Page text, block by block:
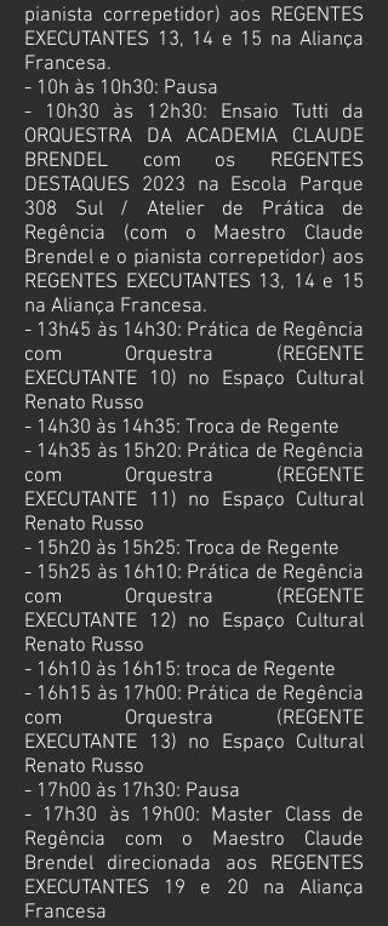
pianista correpetidor) aos REGENTES
EXECUTANTES 13, 14 e 15 na Aliança
Francesa.
- 10h às 10h30: Pausa
- 10h30 às 12h30: Ensaio Tutti da
ORQUESTRA DA ACADEMIA CLAUDE
BRENDEL com os REGENTES
DESTAQUES 2023 na Escola Parque
308 Sul/ Atelier de Prática de
Regência (com o Maestro Claude
Brendel e o pianista correpetidor) aos
REGENTES EXECUTANTES 13, 14 e 15
na Aliança Francesa.
- 13h45 às 14h30: Prática de Regência
com Orquestra (REGENTE
EXECUTANTE 10) no Espaço Cultural
Renato Russo
- 14h30 às 14h35: Troca de Regente
- 14h35 às 15h20: Prática de Regência
com Orquestra (REGENTE
EXECUTANTE 11) no Espaço Cultural
Renato Russo
- 15h20 às 15h25: Troca de Regente
- 15h25 às 16h10: Prática de Regência
com Orquestra (REGENTE
EXECUTANTE 12) no Espaço Cultural
Renato Russo
- 16h10 às 16h15: troca de Regente
- 16h15 às 17h00: Prática de Regência
com Orquestra (REGENTE
EXECUTANTE 13) no Espaço Cultural
Renato Russo
- 17h00 às 17h30: Pausa
- 17h30 às 19h00: Master Class de
Regência com o Maestro Claude
Brendel direcionada aos REGENTES
EXECUTANTES 19 e 20 na Aliança
Francesa